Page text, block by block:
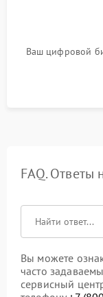
Ваш цифровой
FAQ. Ответы
Вы можете
часто
сервисный